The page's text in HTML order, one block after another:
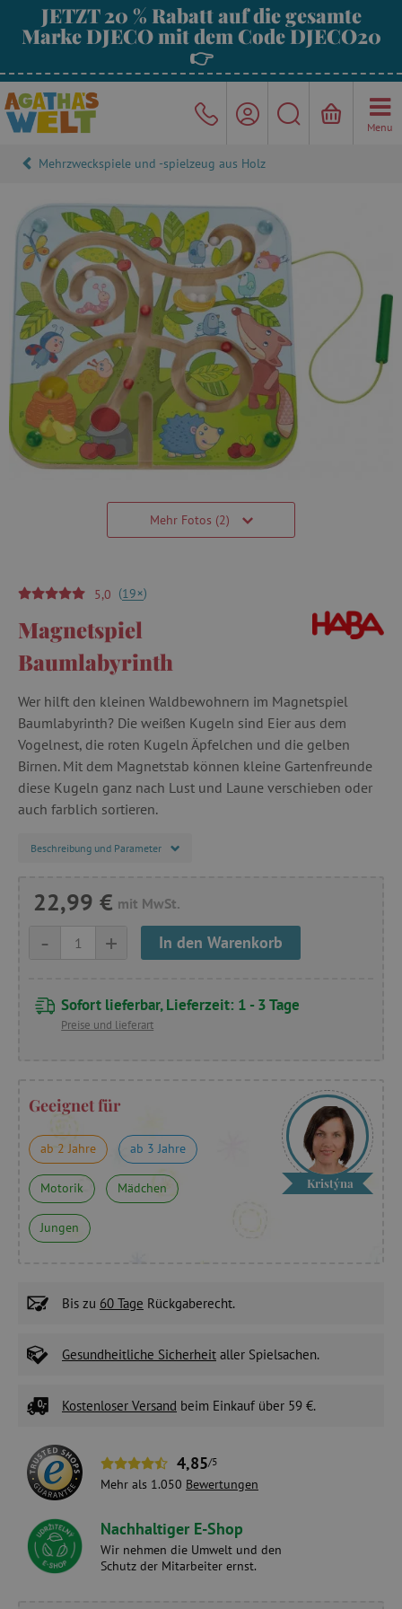
JETZT 20 % Rabatt auf die gesamte
Marke DJECO mit dem Code DJECO20
👉
Menu
Mehrzweckspiele und -spielzeug aus Holz
Mehr Fotos (2)
5,0 (19+)
Magnetspiel
Baumlabyrinth
Wer hilft den kleinen Waldbewohnern im Magnetspiel
Baumlabyrinth? Die weißen Kugeln sind Eier aus dem
Vogelnest, die roten Kugeln Äpfelchen und die gelben
Birnen. Mit dem Magnetstab können kleine Gartenfreunde
diese Kugeln ganz nach Lust und Laune verschieben oder
auch farblich sortieren.
Beschreibung und Parameter
22,99 € mit MwSt.
+
- In den Warenkorb
Sofort lieferbar, Lieferzeit: 1 - 3 Tage
Preise und lieferart
Geeignet für
ab 2 Jahre ab 3 Jahre
Motorik Mädchen
Jungen
Kristýna
Bis zu 60 Tage Rückgaberecht.
Gesundheitliche Sicherheit aller Spielsachen.
Kostenloser Versand beim Einkauf über 59 €.
4,85/5
Mehr als 1.050 Bewertungen
Nachhaltiger E-Shop
Wir nehmen die Umwelt und den
Schutz der Mitarbeiter ernst.